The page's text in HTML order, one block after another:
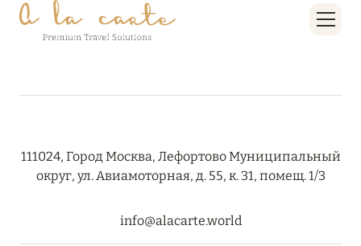
HÔTEL BARRIÈRE LES NEIGES
111024, Город Москва, Лефортово Муниципальный
округ, ул. Авиамоторная, д. 55, к. 31, помещ. 1/3
info@alacarte.world